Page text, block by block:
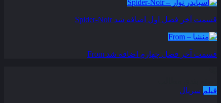
قسمت آخر فصل اول اضافه شد Spider-Noir
قسمت آخر فصل چهارم اضافه شد From
فیلم سریال